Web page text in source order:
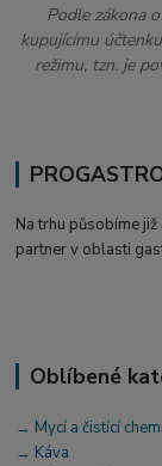
Podle zákona
kupujícímu
režimu, tzn. je
Na trhu působíme
partner v oblasti
Oblíbené
→ Mycí a čistící
→ Káva